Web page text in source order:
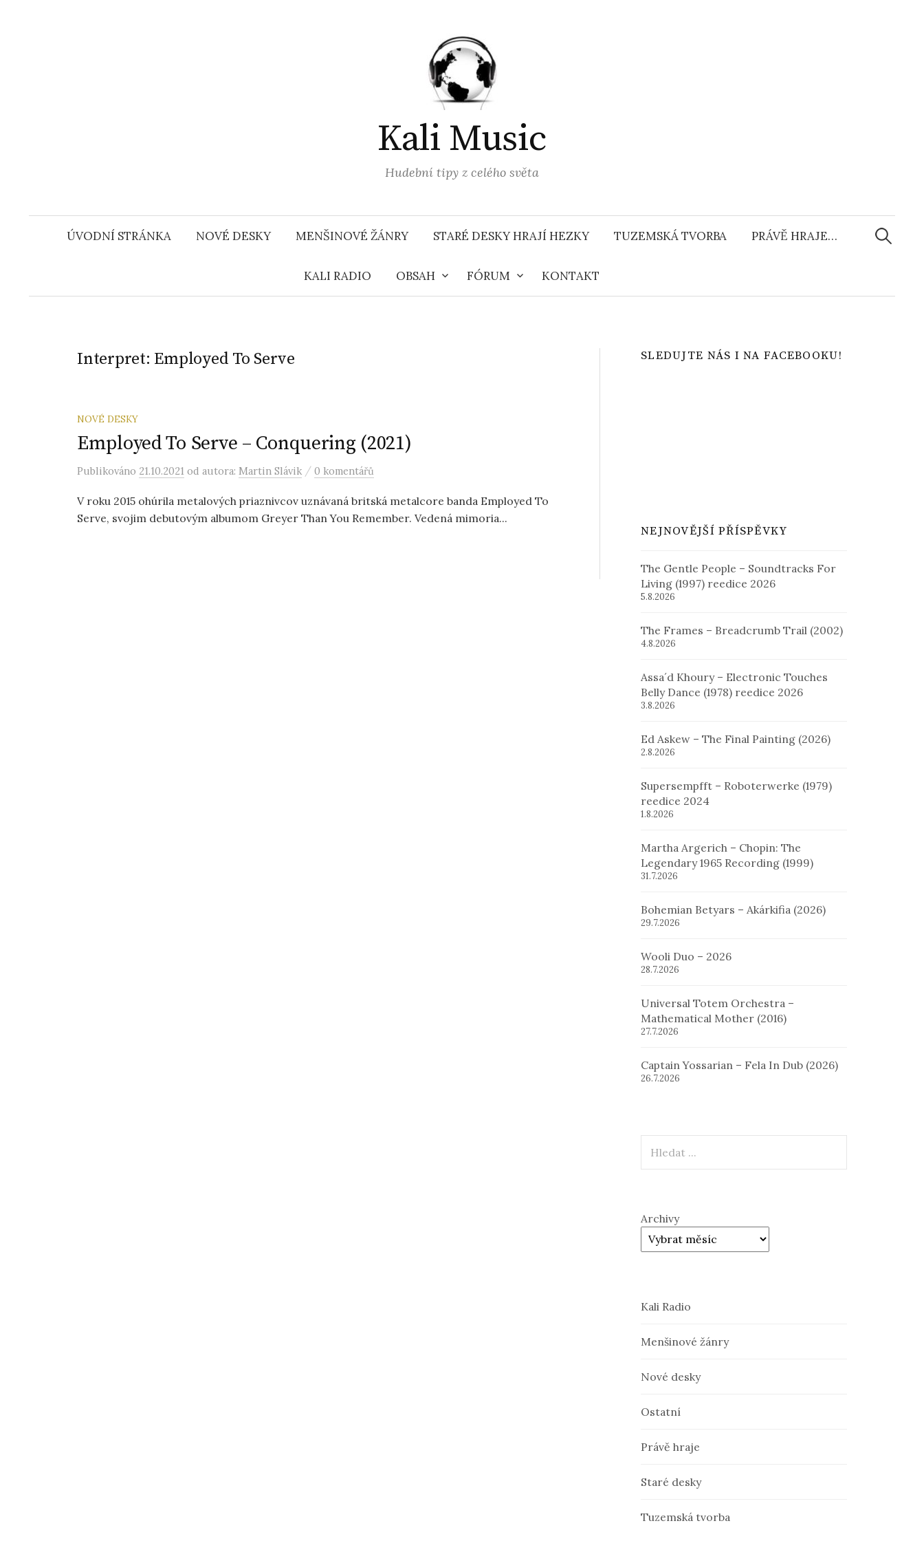
Kali Music
Hudební tipy z celého světa
ÚVODNÍ STRÁNKA NOVÉ DESKY MENŠINOVÉ ŽÁNRY STARÉ DESKY HRAJÍ HEZKY TUZEMSKÁ TVORBA PRÁVĚ HRAJE…
KALI RADIO OBSAH FÓRUM KONTAKT
Interpret: Employed To Serve
NOVÉ DESKY
Employed To Serve – Conquering (2021)
Publikováno 21.10.2021 od autora: Martin Slávik / 0 komentářů
V roku 2015 ohúrila metalových priaznivcov uznávaná britská metalcore banda Employed To
Serve, svojim debutovým albumom Greyer Than You Remember. Vedená mimoria...
SLEDUJTE NÁS I NA FACEBOOKU!
NEJNOVĚJŠÍ PŘÍSPĚVKY
The Gentle People – Soundtracks For
Living (1997) reedice 2026
5.8.2026
The Frames – Breadcrumb Trail (2002)
4.8.2026
Assa´d Khoury – Electronic Touches
Belly Dance (1978) reedice 2026
3.8.2026
Ed Askew – The Final Painting (2026)
2.8.2026
Supersempfft – Roboterwerke (1979)
reedice 2024
1.8.2026
Martha Argerich – Chopin: The
Legendary 1965 Recording (1999)
31.7.2026
Bohemian Betyars – Akárkifia (2026)
29.7.2026
Wooli Duo – 2026
28.7.2026
Universal Totem Orchestra –
Mathematical Mother (2016)
27.7.2026
Captain Yossarian – Fela In Dub (2026)
26.7.2026
Archivy
Kali Radio
Menšinové žánry
Nové desky
Ostatní
Právě hraje
Staré desky
Tuzemská tvorba